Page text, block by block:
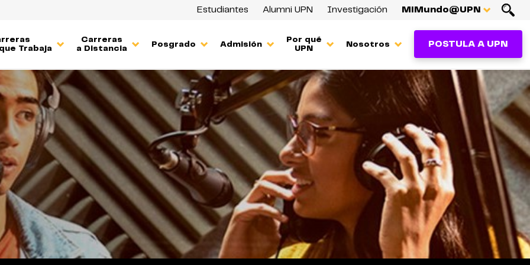
Estudiantes Alumni UPN Investigación MiMundo@UPN
Trabaja
Carreras
a Distancia
Posgrado Admisión
Por qué
UPN
Nosotros POSTULA A UPN